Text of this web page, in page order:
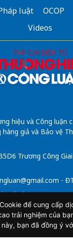
luật
OCOP
Videos
hiệu và Công luận
hàng giả và Bảo vệ
Trương Công Giai
-
Thuận
báo chí điện tử số
cấp ngày 21/2/
để cung cấp
trải nghiệm của
bạn đã đồng ý